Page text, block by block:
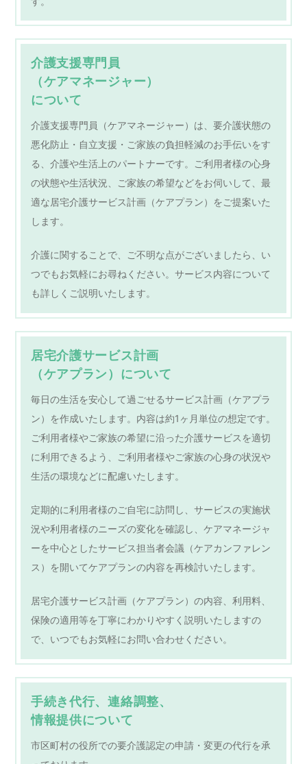
介護支援専門員
（ケアマネージャー）
について
介護支援専門員（ケアマネージャー）は、要介護状態の
悪化防止・自立支援・ご家族の負担軽減のお手伝いをす
る、介護や生活上のパートナーです。ご利用者様の心身
の状態や生活状況、ご家族の希望などをお伺いして、最
適な居宅介護サービス計画（ケアプラン）をご提案いた
します。
介護に関することで、ご不明な点がございましたら、い
つでもお気軽にお尋ねください。サービス内容について
も詳しくご説明いたします。
居宅介護サービス計画
（ケアプラン）について
毎日の生活を安心して過ごせるサービス計画（ケアプラ
ン）を作成いたします。内容は約1ヶ月単位の想定です。
ご利用者様やご家族の希望に沿った介護サービスを適切
に利用できるよう、ご利用者様やご家族の心身の状況や
生活の環境などに配慮いたします。
定期的に利用者様のご自宅に訪問し、サービスの実施状
況や利用者様のニーズの変化を確認し、ケアマネージャ
ーを中心としたサービス担当者会議（ケアカンファレン
ス）を開いてケアプランの内容を再検討いたします。
居宅介護サービス計画（ケアプラン）の内容、利用料、
保険の適用等を丁寧にわかりやすく説明いたしますの
で、いつでもお気軽にお問い合わせください。
手続き代行、連絡調整、
情報提供について
市区町村の役所での要介護認定の申請・変更の代行を承